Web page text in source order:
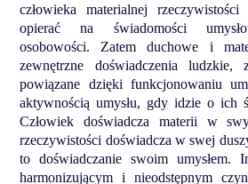
człowieka materialnej
opierać na świadomości
osobowości. Zatem duchowe i
zewnętrzne doświadczenia ludzkie,
powiązane dzięki funkcjonowaniu
aktywnością umysłu, gdy idzie o ich
Człowiek doświadcza materii w
rzeczywistości doświadcza w swej
to doświadczanie swoim umysłem.
harmonizującym i nieodstępnym